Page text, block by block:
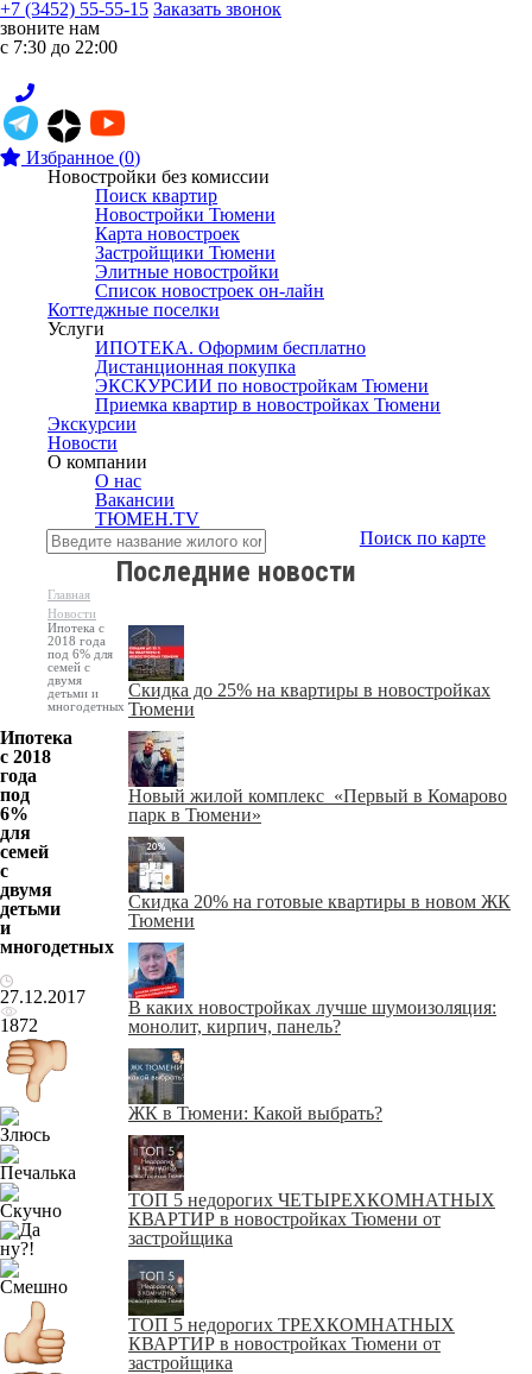
+7 (3452) 55-55-15 Заказать звонок
звоните нам
с 7:30 до 22:00
Избранное (0)
Новостройки без комиссии
Поиск квартир
Новостройки Тюмени
Карта новостроек
Застройщики Тюмени
Элитные новостройки
Список новостроек он-лайн
Коттеджные поселки
Услуги
ИПОТЕКА. Оформим бесплатно
Дистанционная покупка
ЭКСКУРСИИ по новостройкам Тюмени
Приемка квартир в новостройках Тюмени
Экскурсии
Новости
О компании
О нас
Вакансии
ТЮМЕН.TV
Поиск по карте
Главная
Новости
Ипотека с
2018 года
под 6% для
семей с
двумя
детьми и
многодетных
Ипотека
с 2018
года
под
6%
для
семей
с
двумя
детьми
и
многодетных
27.12.2017
1872
Последние новости
Скидка до 25% на квартиры в новостройках
Тюмени
Новый жилой комплекс «Первый в Комарово
парк в Тюмени»
Скидка 20% на готовые квартиры в новом ЖК
Тюмени
В каких новостройках лучше шумоизоляция:
монолит, кирпич, панель?
ЖК в Тюмени: Какой выбрать?
ТОП 5 недорогих ЧЕТЫРЕХКОМНАТНЫХ
КВАРТИР в новостройках Тюмени от
застройщика
ТОП 5 недорогих ТРЕХКОМНАТНЫХ
КВАРТИР в новостройках Тюмени от
застройщика